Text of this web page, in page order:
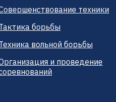
техники
борьбы
вольной борьбы
и проведение